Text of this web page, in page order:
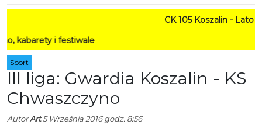
CK 105 Koszalin - Lato w
i festiwale
Sport
III liga: Gwardia Koszalin - KS
Chwaszczyno
AutorArt5 Września 2016 godz. 8:56